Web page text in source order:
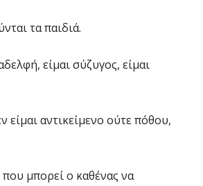
τα παιδιά.
είμαι σύζυγος, είμαι
είμαι αντικείμενο ούτε πόθου,
που μπορεί ο καθένας να